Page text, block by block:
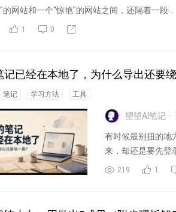
网站和一个"惊艳"的网站之间，还隔着一段...
1 0
记已经在本地了，为什么导出还要绕
笔记 学习方法 工具
望望AI笔记
有时候最别扭的地
来，却还是要先登
219 1